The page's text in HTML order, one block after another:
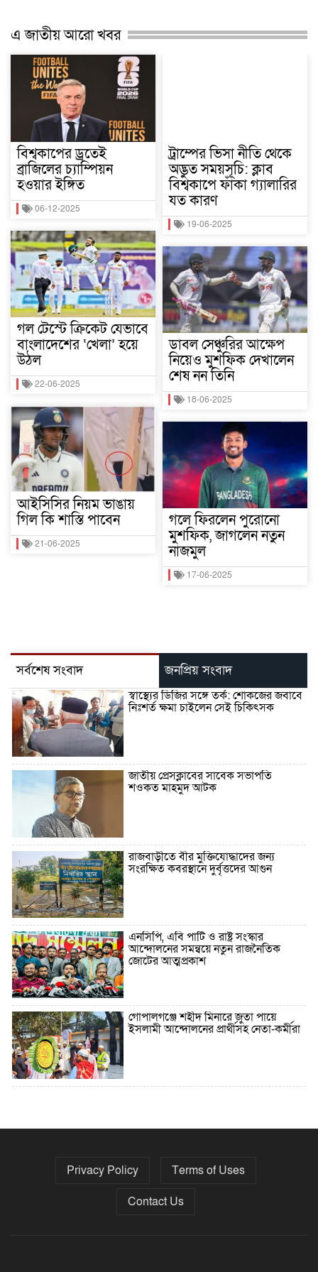
এ জাতীয় আরো খবর
বিশ্বকাপের ড্রতেই
ব্রাজিলের চ্যাম্পিয়ন
হওয়ার ইঙ্গিত
06-12-2025
গল টেস্টে ক্রিকেট যেভাবে
বাংলাদেশের ‘খেলা’ হয়ে
উঠল
22-06-2025
আইসিসির নিয়ম ভাঙায়
গিল কি শাস্তি পাবেন
21-06-2025
ট্রাম্পের ভিসা নীতি থেকে
অদ্ভুত সময়সূচি: ক্লাব
বিশ্বকাপে ফাঁকা গ্যালারির
যত কারণ
19-06-2025
ডাবল সেঞ্চুরির আক্ষেপ
নিয়েও মুশফিক দেখালেন
শেষ নন তিনি
18-06-2025
গলে ফিরলেন পুরোনো
মুশফিক, জাগলেন নতুন
নাজমুল
17-06-2025
সর্বশেষ সংবাদ জনপ্রিয় সংবাদ
স্বাস্থ্যের ডিজির সঙ্গে তর্ক: শোকজের জবাবে
নিঃশর্ত ক্ষমা চাইলেন সেই চিকিৎসক
জাতীয় প্রেসক্লাবের সাবেক সভাপতি
শওকত মাহমুদ আটক
রাজবাড়ীতে বীর মুক্তিযোদ্ধাদের জন্য
সংরক্ষিত কবরস্থানে দুর্বৃত্তদের আগুন
এনসিপি, এবি পার্টি ও রাষ্ট্র সংস্কার
আন্দোলনের সমন্বয়ে নতুন রাজনৈতিক
জোটের আত্মপ্রকাশ
গোপালগঞ্জে শহীদ মিনারে জুতা পায়ে
ইসলামী আন্দোলনের প্রার্থীসহ নেতা-কর্মীরা
নির্বাচনের তফসিল ৮-১৫ ডিসেম্বরের মধ্যে
Privacy Policy
Terms of Uses
Contact Us